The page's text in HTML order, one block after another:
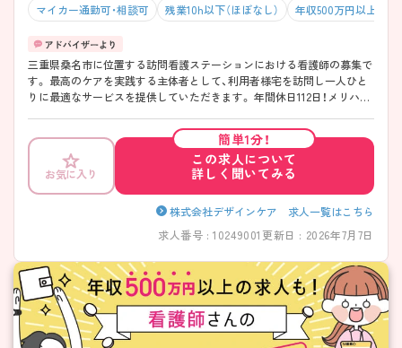
マイカー通勤可・相談可 残業10h以下（ほぼなし） 年収500万円以上可
三重県桑名市に位置する訪問看護ステーションにおける看護師の募集で
す。 最高のケアを実践する主体者として、利用者様宅を訪問し一人ひと
りに最適なサービスを提供していただきます。 年間休日112日！メリハリ
しますので、お気軽にお問い合わせください！
お気に入り
簡単1分！
この求人について
詳しく聞いてみる
株式会社デザインケア 求人一覧はこちら
求人番号 : 10249001 更新日 : 2026年7月7日